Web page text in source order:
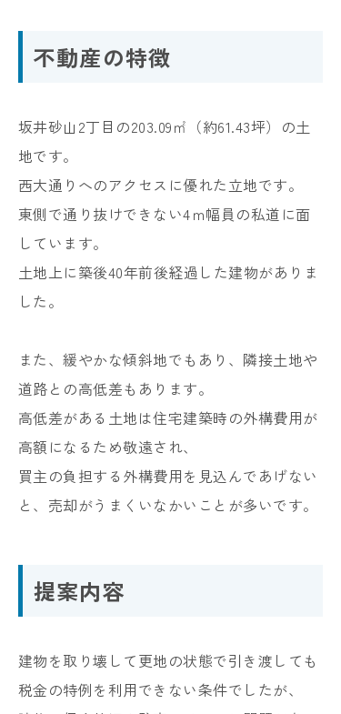
不動産の特徴
坂井砂山2丁目の203.09㎡（約61.43坪）の土
地です。
西大通りへのアクセスに優れた立地です。
東側で通り抜けできない4ｍ幅員の私道に面
しています。
土地上に築後40年前後経過した建物がありま
した。
また、緩やかな傾斜地でもあり、隣接土地や
道路との高低差もあります。
高低差がある土地は住宅建築時の外構費用が
高額になるため敬遠され、
買主の負担する外構費用を見込んであげない
と、売却がうまくいなかいことが多いです。
提案内容
建物を取り壊して更地の状態で引き渡しても
税金の特例を利用できない条件でしたが、